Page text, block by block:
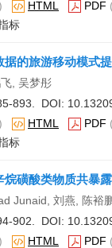
HTML PDF
标
据的旅游移动模式
, 吴梦彤
893. DOI:
HTML PDF
标
烷磺酸类物质共暴
Junaid, 刘燕, 陈裕
902. DOI:
HTML PDF